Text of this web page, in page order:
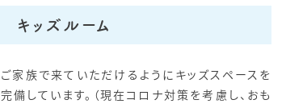
キッズルーム
ご家族で来ていただけるようにキッズスペースを
完備しています。（現在コロナ対策を考慮し、おも